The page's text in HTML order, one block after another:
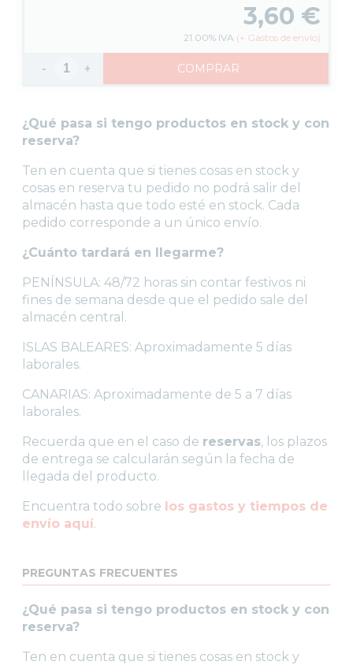
3,60 €
21.00% IVA (+ Gastos de envío)
- + COMPRAR
¿Qué pasa si tengo productos en stock y con
reserva?
Ten en cuenta que si tienes cosas en stock y
cosas en reserva tu pedido no podrá salir del
almacén hasta que todo esté en stock. Cada
pedido corresponde a un único envío.
¿Cuánto tardará en llegarme?
PENÍNSULA: 48/72 horas sin contar festivos ni
fines de semana desde que el pedido sale del
almacén central.
ISLAS BALEARES: Aproximadamente 5 días
laborales.
CANARIAS: Aproximadamente de 5 a 7 días
laborales.
Recuerda que en el caso de reservas, los plazos
de entrega se calcularán según la fecha de
llegada del producto.
Encuentra todo sobre los gastos y tiempos de
envío aquí.
PREGUNTAS FRECUENTES
¿Qué pasa si tengo productos en stock y con
reserva?
Ten en cuenta que si tienes cosas en stock y